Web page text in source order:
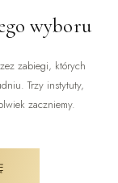
wyboru
zabiegi, których
Trzy instytuty,
zaczniemy.